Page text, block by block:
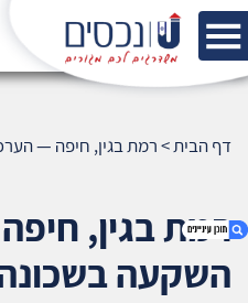
דף הבית>רמת בגין, חיפה —
רמת בגין,
השקעה בשכונה